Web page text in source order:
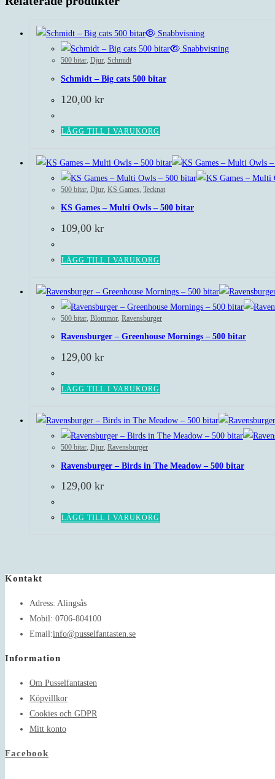
Snabbvisning
Snabbvisning
500 bitar, Djur, Schmidt
Schmidt – Big cats 500 bitar
120,00 kr
LÄGG TILL I VARUKORG
500 bitar Djur KS Games Tecknat
KS Games – Multi Owls – 500 bitar
109,00 kr
LÄGG TILL I VARUKORG
500 bitar Blommor Ravensburger
Ravensburger – Greenhouse Mornings – 500 bitar
129,00 kr
LÄGG TILL I VARUKORG
500 bitar, Djur, Ravensburger
Ravensburger – Birds in The Meadow – 500 bitar
129,00 kr
LÄGG TILL I VARUKORG
Kontakt
Adress: Alingsås
Mobil: 0706-804100
Email:info@pusselfantasten.seOpens
Information
Om Pusselfantasten
Köpvillkor
Cookies och GDPR
Mitt konto
Facebook